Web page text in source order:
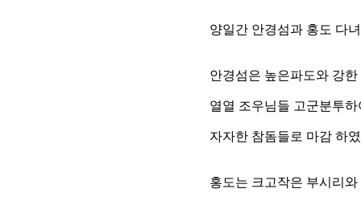
양일간 안경섬과 홍도 다
안경섬은 높은파도와 강
열열 조우님들 고군분투
자자한 참돔들로 마감 하
홍도는 크고작은 부시리